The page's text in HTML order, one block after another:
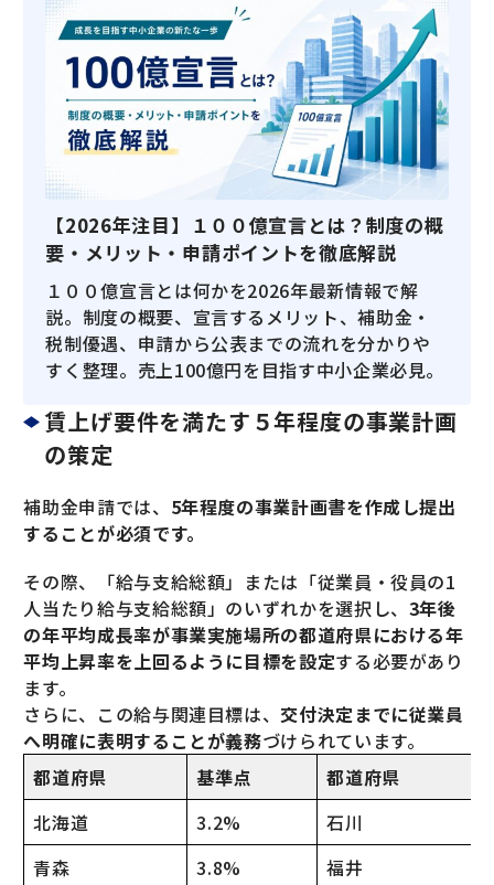
【2026年注目】１００億宣言とは？制度の概
要・メリット・申請ポイントを徹底解説
１００億宣言とは何かを2026年最新情報で解
説。制度の概要、宣言するメリット、補助金・
税制優遇、申請から公表までの流れを分かりや
すく整理。売上100億円を目指す中小企業必見。
賃上げ要件を満たす５年程度の事業計画
の策定
補助金申請では、 5年程度の事業計画書を作成し提出
することが必須です。
その際、「給与支給総額」または「従業員・役員の1
人当たり給与支給総額」のいずれかを選択し、 3年後
の年平均成長率が事業実施場所の都道府県における年
平均上昇率を上回るように目標を設定する必要があり
ます。
さらに、この給与関連目標は、交付決定までに従業員
へ明確に表明することが義務づけられています。
都道府県
基準点 都道府県
北海道
3.2% 石川
青森
3.8% 福井